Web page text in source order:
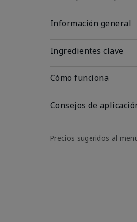
Información general
Ingredientes clave
Cómo funciona
Consejos de
Precios sugeridos al